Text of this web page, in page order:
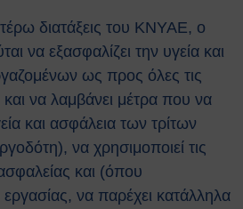
μετακινήσεις
Ασφάλεια
συντήρηση
κίνδυνοι
σε ύψος
Νομοθεσία
διατάξεις του ΚΝΥΑΕ, ο
να εξασφαλίζει την υγεία και
ως προς όλες τις
να λαμβάνει μέτρα που να
και ασφάλεια των τρίτων
να χρησιμοποιεί τις
και (όπου
να παρέχει κατάλληλα